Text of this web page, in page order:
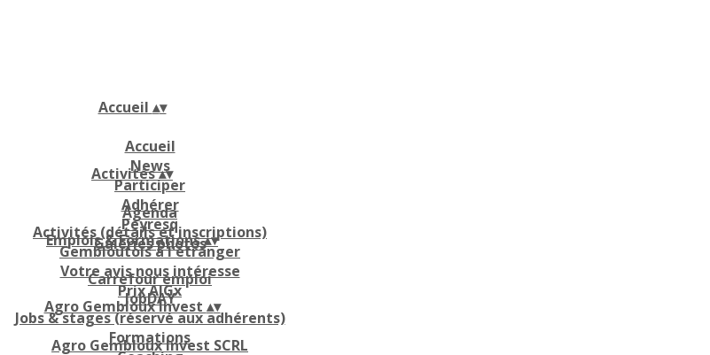
Accueil ▴▾
Accueil
News
Participer
Adhérer
Peyresq
Galeries photos
Activités▴▾
Agenda
Activités (détails et inscriptions)
Gembloutois à l'étranger
Votre avis nous intéresse
Prix AIGx
Emplois & Formations▴▾
Carrefour emploi
JobDAY
Jobs & stages (réservé aux adhérents)
Formations
Agro Gembloux Invest ▴▾
Agro Gembloux Invest SCRL